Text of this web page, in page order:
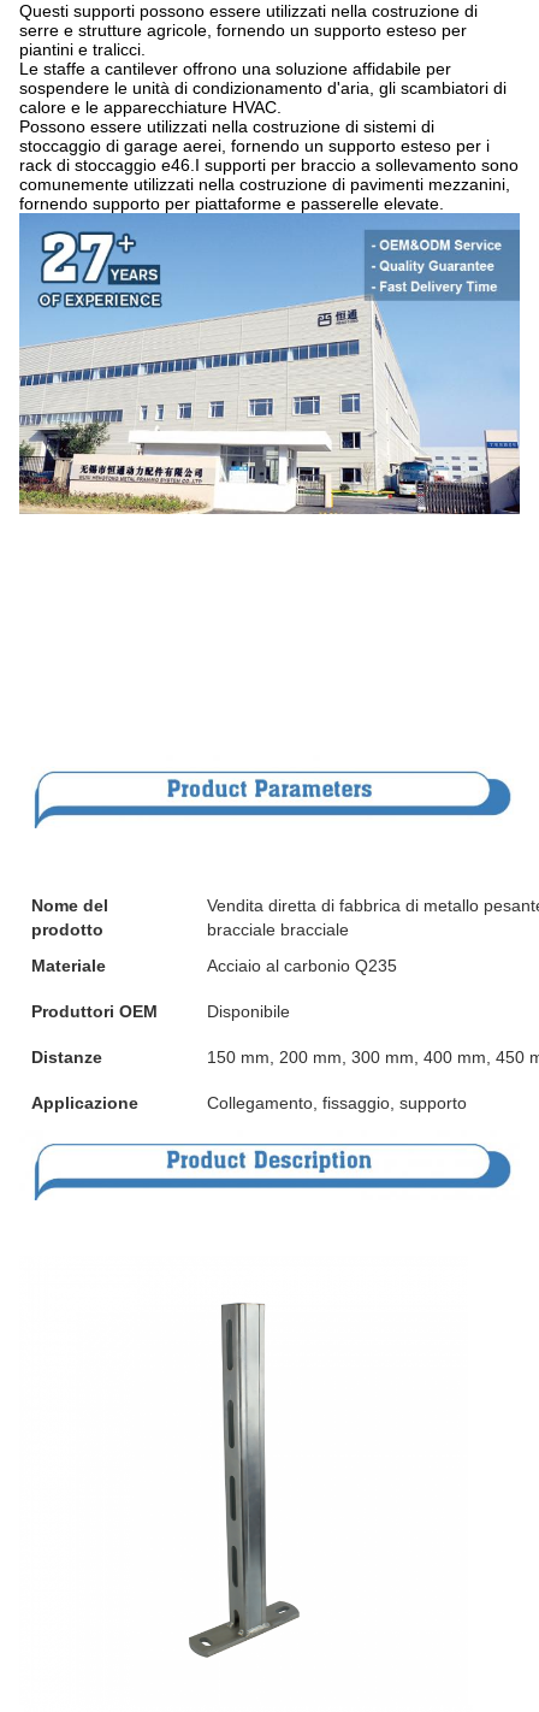
Questi supporti possono essere utilizzati nella costruzione di
serre e strutture agricole, fornendo un supporto esteso per
piantini e tralicci.
Le staffe a cantilever offrono una soluzione affidabile per
sospendere le unità di condizionamento d'aria, gli scambiatori di
calore e le apparecchiature HVAC.
Possono essere utilizzati nella costruzione di sistemi di
stoccaggio di garage aerei, fornendo un supporto esteso per i
rack di stoccaggio e46.I supporti per braccio a sollevamento sono
comunemente utilizzati nella costruzione di pavimenti mezzanini,
fornendo supporto per piattaforme e passerelle elevate.
Nome del
prodotto
Vendita diretta di fabbrica di metallo
bracciale bracciale
Materiale
Acciaio al carbonio Q235
Produttori OEM Disponibile
Distanze 150 mm, 200 mm, 300 mm, 400 mm, 450
Applicazione Collegamento, fissaggio, supporto